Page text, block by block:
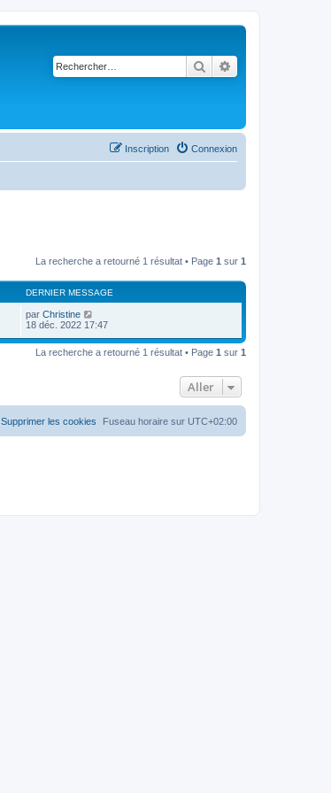
Rechercher
Connexion
Inscription
La recherche a retourné 1 résultat • Page 1 sur 1
DERNIER MESSAGE
par Christine
18 déc. 2022 17:47
La recherche a retourné 1 résultat • Page 1 sur 1
Aller
Fuseau horaire sur UTC+02:00
Supprimer les cookies